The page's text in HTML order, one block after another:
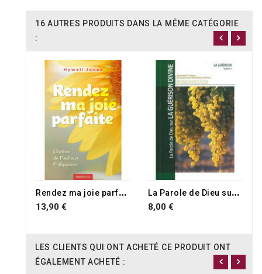
16 AUTRES PRODUITS DANS LA MÊME CATÉGORIE
:
R
endez ma joie parfaite
13,90 €
L
a Parole de Dieu sur la guérison divine - Vol.1
8,00 €
LES CLIENTS QUI ONT ACHETÉ CE PRODUIT ONT
ÉGALEMENT ACHETÉ :